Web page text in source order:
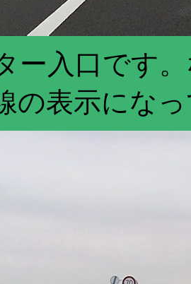
ー入口です
の表示にな